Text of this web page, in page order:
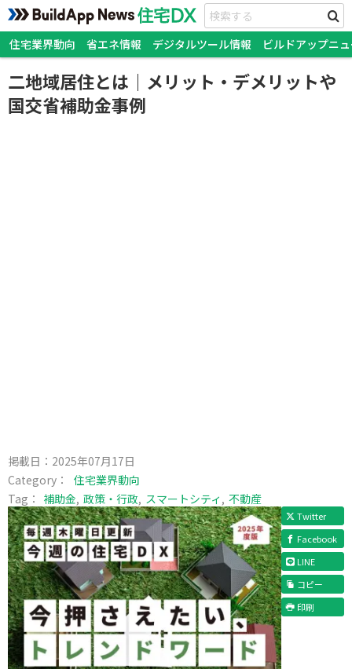
住宅業界動向 省エネ情報 デジタルツール情報 ビルドアップニ
二地域居住とは｜メリット・デメリットや
国交省補助金事例
掲載日： 2025年07月17日
Category：
住宅業界動向
Tag： 補助金 政策・行政 スマートシティ 不動産
Twitter
Facebook
LINE
コピー
印刷